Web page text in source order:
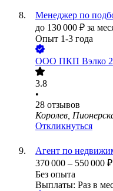
Менеджер по
до 130 000 ₽ за
Опыт 1-3 года
ООО ПКП Вэлко
3.8
•
28 отзывов
Королев,
Откликнуться
Агент по
370 000 – 550 000 ₽
Без опыта
Выплаты: Раз в